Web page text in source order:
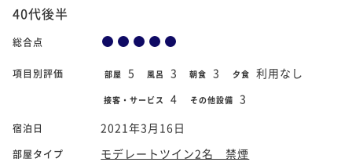
40代後半
総合点
項目別評価 部屋 5 風呂 3 朝食 3 夕食 利用なし
接客・サービス 4 その他設備 3
宿泊日 2021年3月16日
部屋タイプ
モデレートツイン2名 禁煙